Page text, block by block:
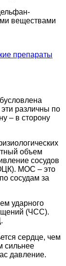
веществами
препараты
различны по
– в сторону
объем
сосудов
МОС – это
сосудам за
ударного
(ЧСС).
сердце, чем
сильнее
давление.